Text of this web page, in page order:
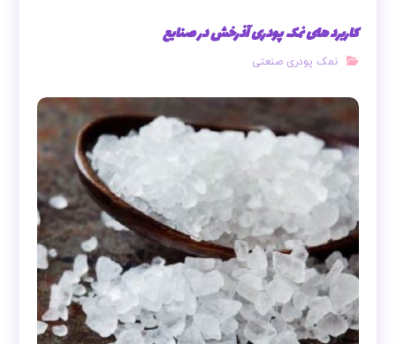
کاربرد های نمک پودری آذرخش در صنایع
نمک پودری صنعتی